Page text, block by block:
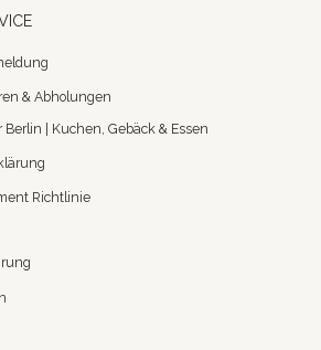
& Abholungen
| Kuchen, Gebäck & Essen
Richtlinie